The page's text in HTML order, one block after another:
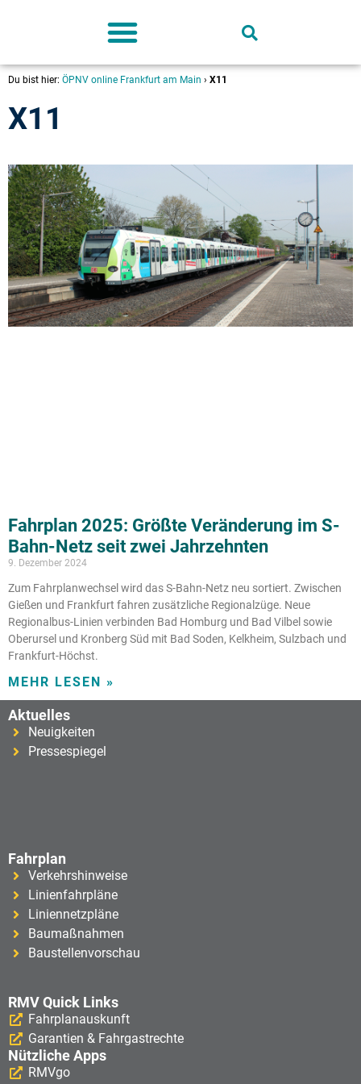
Du bist hier: ÖPNV online Frankfurt am Main › X11
X11
Fahrplan 2025: Größte Veränderung im S-
Bahn-Netz seit zwei Jahrzehnten
9. Dezember 2024
Zum Fahrplanwechsel wird das S-Bahn-Netz neu sortiert. Zwischen
Gießen und Frankfurt fahren zusätzliche Regionalzüge. Neue
Regionalbus-Linien verbinden Bad Homburg und Bad Vilbel sowie
Oberursel und Kronberg Süd mit Bad Soden, Kelkheim, Sulzbach und
Frankfurt-Höchst.
MEHR LESEN »
Aktuelles
Neuigkeiten
Pressespiegel
Fahrplan
Verkehrshinweise
Linienfahrpläne
Liniennetzpläne
Baumaßnahmen
Baustellenvorschau
RMV Quick Links
Fahrplanauskunft
Garantien & Fahrgastrechte
Nützliche Apps
RMVgo